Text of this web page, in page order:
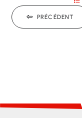
PRÉCÉDENT